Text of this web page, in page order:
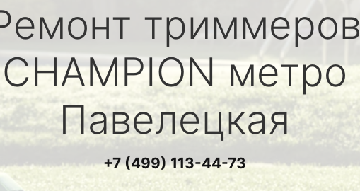
триммеров
CHAMPIONметро
Павелецкая
+7 (499) 113-44-73